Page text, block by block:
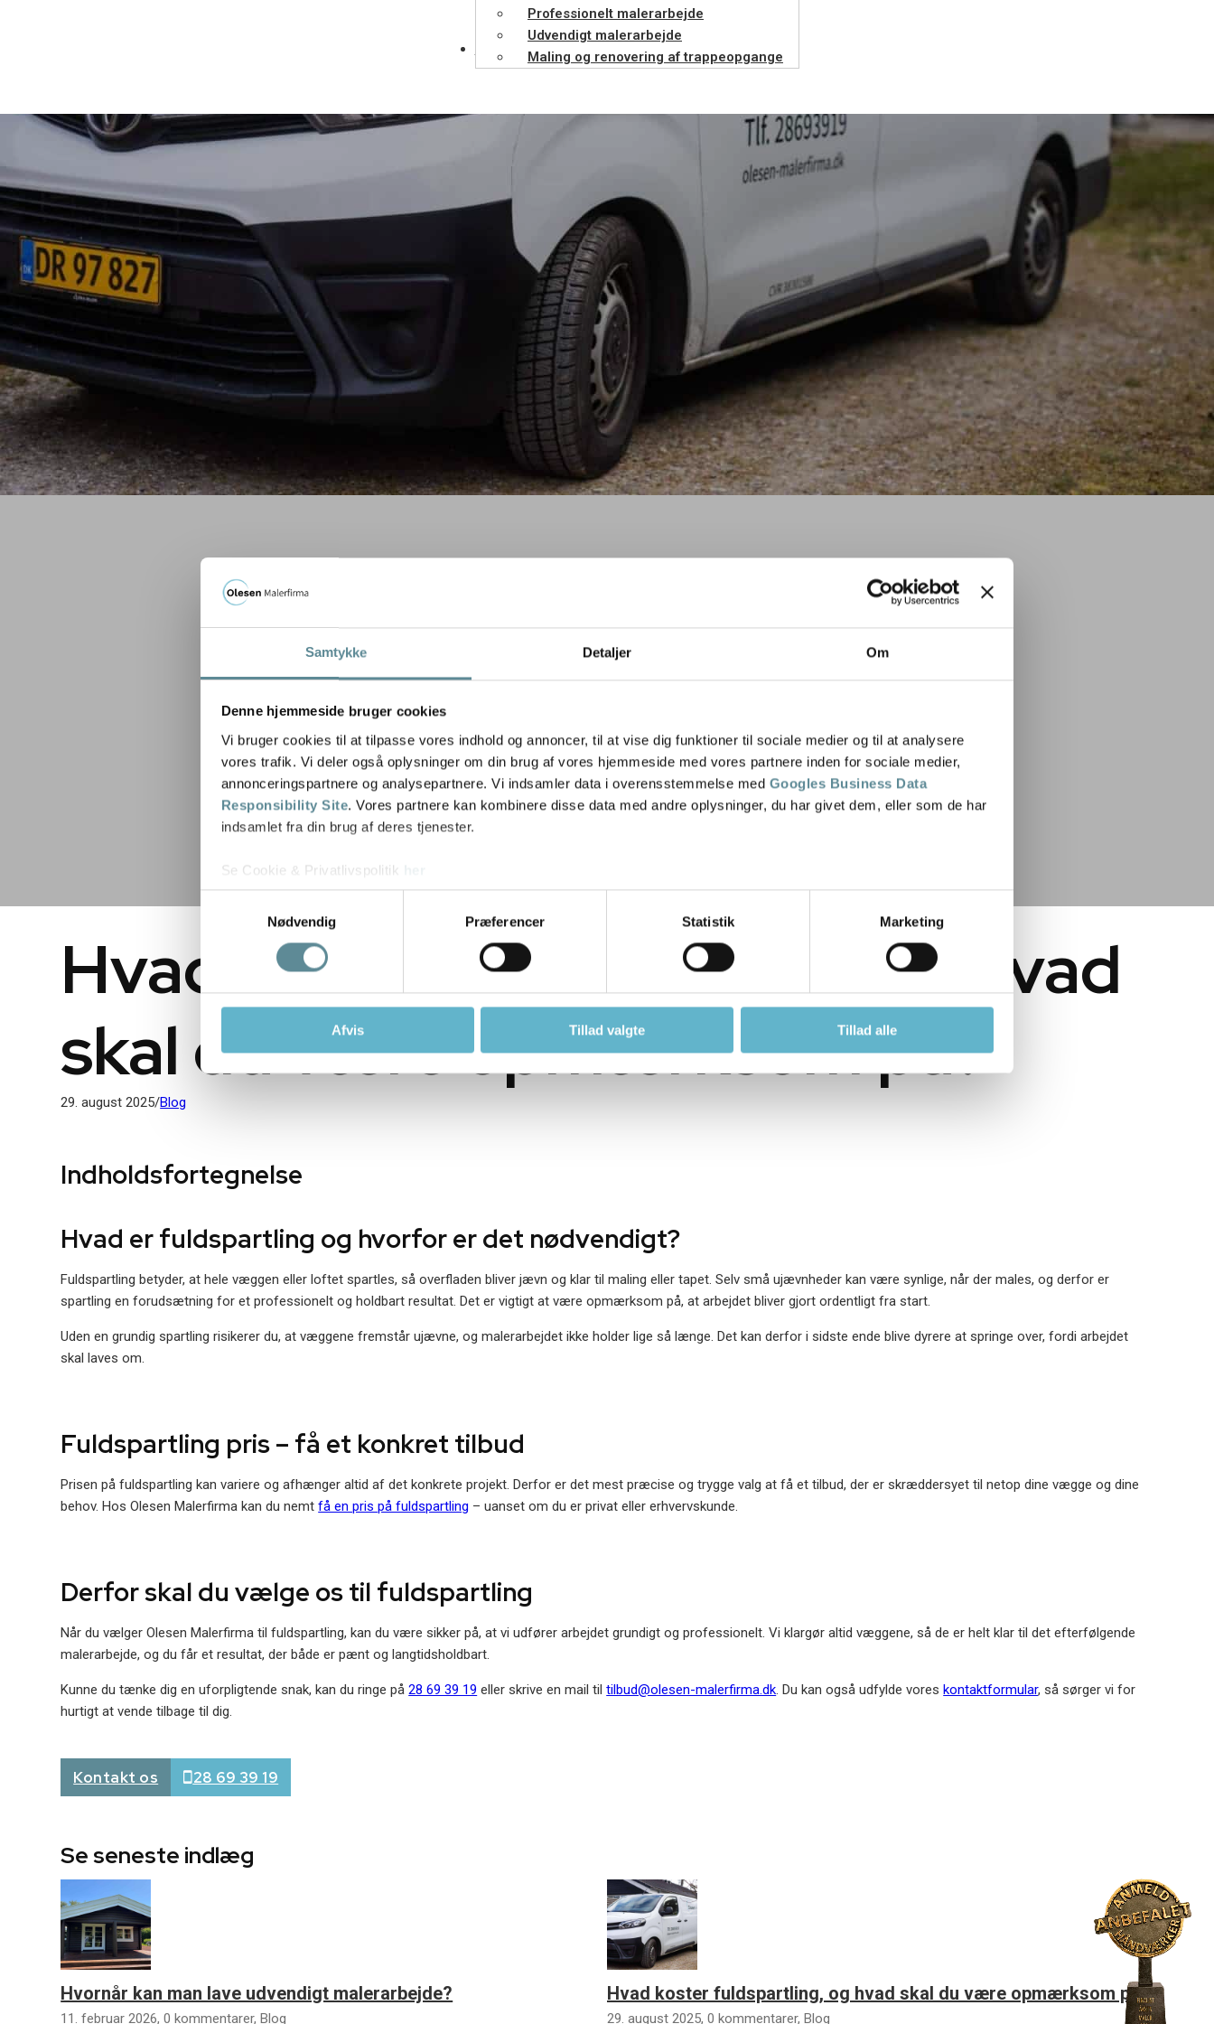
Samtykke Detaljer Om
Denne hjemmeside bruger cookies
Vi bruger cookies til at tilpasse vores indhold og annoncer, til at vise dig funktioner til sociale medier og til at analysere
vores trafik. Vi deler også oplysninger om din brug af vores hjemmeside med vores partnere inden for sociale medier,
annonceringspartnere og analysepartnere. Vi indsamler data i overensstemmelse med Googles Business Data
Responsibility Site. Vores partnere kan kombinere disse data med andre oplysninger, du har givet dem, eller som de har
indsamlet fra din brug af deres tjenester.
Se Cookie & Privatlivspolitik
Nødvendig
Præferencer Statistik Marketing
Afvis Tillad valgte Tillad alle
Professionelt malerarbejde
Udvendigt malerarbejde
Maling og renovering af trappeopgange
Kontakt
Hvad koster fuldspartling, og hvad
skal du være opmærksom på?
29. august 2025/Blog
Indholdsfortegnelse
Hvad er fuldspartling og hvorfor er det nødvendigt?
Fuldspartling betyder, at hele væggen eller loftet spartles, så overfladen bliver jævn og klar til maling eller tapet. Selv små ujævnheder kan være synlige, når der males, og derfor er
spartling en forudsætning for et professionelt og holdbart resultat. Det er vigtigt at være opmærksom på, at arbejdet bliver gjort ordentligt fra start.
Uden en grundig spartling risikerer du, at væggene fremstår ujævne, og malerarbejdet ikke holder lige så længe. Det kan derfor i sidste ende blive dyrere at springe over, fordi arbejdet
skal laves om.
Fuldspartling pris – få et konkret tilbud
Prisen på fuldspartling kan variere og afhænger altid af det konkrete projekt. Derfor er det mest præcise og trygge valg at få et tilbud, der er skræddersyet til netop dine vægge og dine
behov. Hos Olesen Malerfirma kan du nemtfå en pris på fuldspartling – uanset om du er privat eller erhvervskunde.
Derfor skal du vælge os til fuldspartling
Når du vælger Olesen Malerfirma til fuldspartling, kan du være sikker på, at vi udfører arbejdet grundigt og professionelt. Vi klargør altid væggene, så de er helt klar til det efterfølgende
malerarbejde, og du får et resultat, der både er pænt og langtidsholdbart.
Kunne du tænke dig en uforpligtende snak, kan du ringe på28 69 39 19 eller skrive en mail tiltilbud@olesen-malerfirma.dk. Du kan også udfylde voreskontaktformular, så sørger vi for
hurtigt at vende tilbage til dig.
Kontakt os 28 69 39 19
Se seneste indlæg
Hvornår kan man lave udvendigt malerarbejde?
11. februar 2026, 0 kommentarer,Blog
Hvad koster fuldspartling, og hvad skal du være opmærksom på?
29. august 2025, 0 kommentarer, Blog